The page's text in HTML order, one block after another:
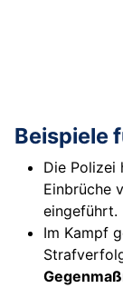
Beispiele
Die Polizei
Einbrüche
eingeführt.
Im Kampf